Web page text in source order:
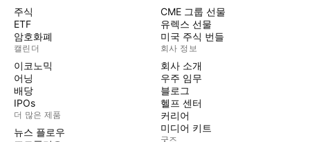
주식
ETF
암호화폐
캘린더
이코노믹
어닝
배당
IPOs
더 많은 제품
뉴스 플로우
CME 그룹 선물
유렉스 선물
미국 주식 번들
회사 정보
회사 소개
우주 임무
블로그
헬프 센터
커리어
미디어 키트
굿즈